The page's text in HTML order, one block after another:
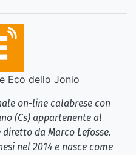
Eco dello Jonio
on-line calabrese con
(Cs) appartenente al
da Marco Lefosse.
nel 2014 e nasce come